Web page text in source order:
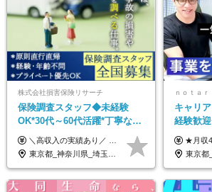
株式会社損害保険リサーチ
保険調査スタッフ◆未経験
OK*30代～60代活躍*丁寧な講
習・サポートあり*原則直行直
帰／全国募集・業務委託
＼高収入の実績あり／ なかには年収1000万円を超えるスペシャリストもいらっしゃいます！ 【完全出来高報酬制】 ★仕事に慣れるまで収入をサポート 1か月目：報酬が通常の2倍 2か月目：報酬が通常の1.5倍 ※災害に関する業務については、収入サポートの対象外 ※試用期間はありません ＊＊＊業務報酬の例＊＊＊ ・事故原因調査（4箇所確認）…1万5000円～ ・有無責／不正請求疑義調査（自動車案件）…2万円～ ・医療調査（1箇所確認）…1万7000円～ ・書類取付（1箇所訪問）…3000円～ ※上記は目安になります ※実際の報酬は業務報酬に応じた個々のスキル・実績を加味したものになります
東京都_神奈川県_埼玉県_千葉県_大阪府_愛知県_北海道_青森県_岩手県_宮城県_秋田県_山形県_福島県_茨城県_栃木県_群馬県_新潟県_山梨県_長野県_富山県_石川県_福井県_静岡県_岐阜県_三重県_兵庫県_京都府_滋賀県_奈良県_和歌山県_広島県_岡山県_鳥取県_島根県_山口県_徳島県_香川県_愛媛県_高知県_福岡県_熊本県_佐賀県_長崎県_大分県_宮崎県_鹿児島県_沖縄県
ｎｏｔａ
キャリ
経験歓
レック
退勤も
★月収40万以上も可能！ ★能力・スキル・経験を考慮した年収額を設定します ■月給20万円～40万円
東京都_神奈川県_埼玉県_千葉県_大阪府_愛知県_北海道_青森県_岩手県_宮城県_秋田県_山形県_福島県_茨城県_栃木県